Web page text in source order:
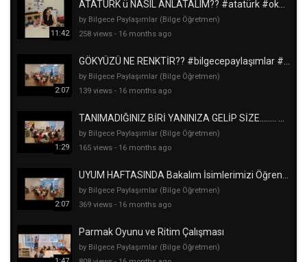
11:42
by Bilgece Paylaşımlar (Bilge Öğretmen)
258 views - 16 months ago
2:07
by Bilgece Paylaşımlar (Bilge Öğretmen)
139 views - 16 months ago
1:29
by Bilgece Paylaşımlar (Bilge Öğretmen)
165 views - 16 months ago
2:07
by Bilgece Paylaşımlar (Bilge Öğretmen)
369 views - 16 months ago
Parmak Oyunu ve Ritim Çalışması
by Bilgece Paylaşımlar (Bilge Öğretmen)